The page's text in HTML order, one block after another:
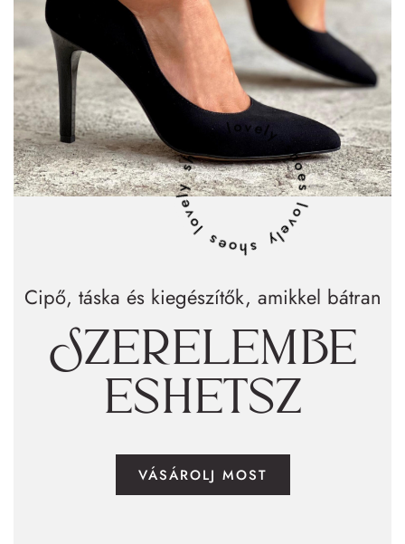
lovely shoes lovely shoes lovely shoes
Cipő, táska és kiegészítők, amikkel bátran
Szerelembe
eshetsz
VÁSÁROLJ MOST